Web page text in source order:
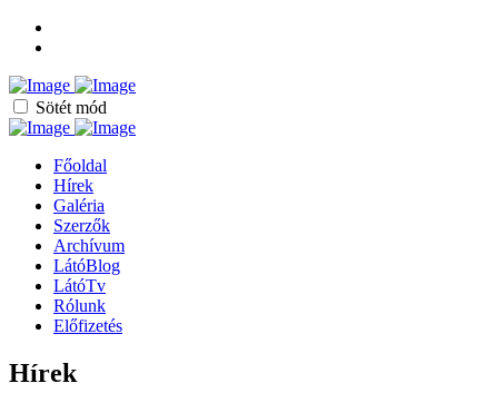
Sötét mód
Főoldal
Hírek
Galéria
Szerzők
Archívum
LátóBlog
LátóTv
Rólunk
Előfizetés
Hírek